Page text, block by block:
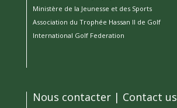
Ministère de la Jeunesse et des Sports
Association du Trophée Hassan II de Golf
International Golf Federation
Nous contacter | Contact us